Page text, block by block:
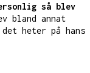
så blev
bland annat
heter på hans